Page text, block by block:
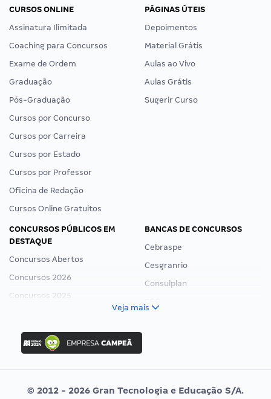
CURSOS ONLINE
Assinatura Ilimitada
Coaching para Concursos
Exame de Ordem
Graduação
Pós-Graduação
Cursos por Concurso
Cursos por Carreira
Cursos por Estado
Cursos por Professor
Oficina de Redação
Cursos Online Gratuitos
PÁGINAS ÚTEIS
Depoimentos
Material Grátis
Aulas ao Vivo
Aulas Grátis
Sugerir Curso
CONCURSOS PÚBLICOS EM
DESTAQUE
Concursos Abertos
Concursos 2026
Concursos 2025
Concurso Ibama
Concurso MPU
Editais publicados
BANCAS DE CONCURSOS
Cebraspe
Cesgranrio
Consulplan
Vunesp
Veja mais
© 2012 - 2026 Gran Tecnologia e Educação S/A.